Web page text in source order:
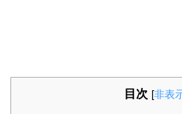
目次 [非表